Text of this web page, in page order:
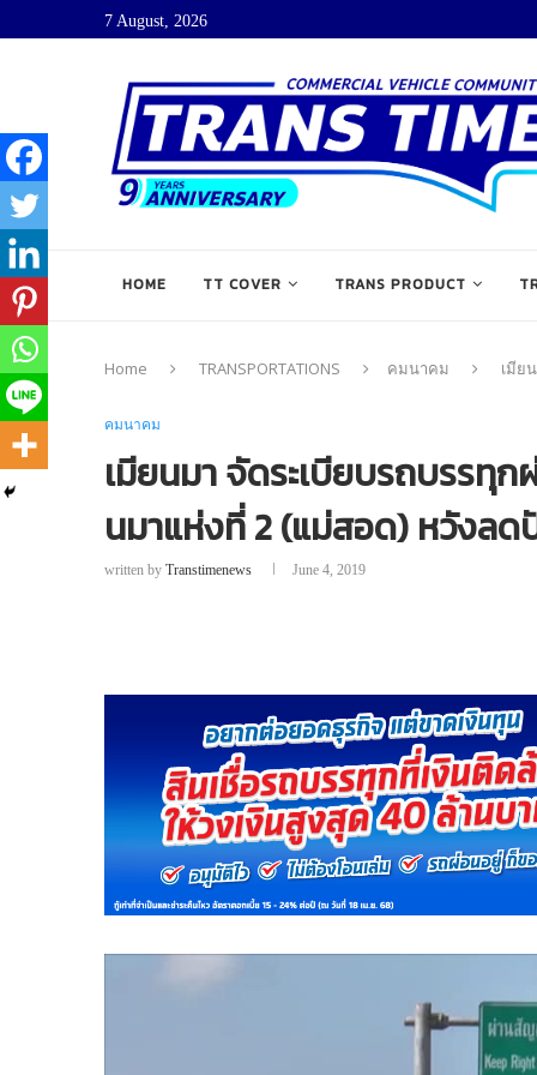
7 August, 2026
HOME TT COVER TRANS PRODUCT
Home TRANSPORTATIONS คมนาคม เมีย
คมนาคม
เมียนมา จัดระเบียบรถบรรทุ
นมาแห่งที่ 2 (แม่สอด) หวังล
written by Transtimenews June 4, 2019